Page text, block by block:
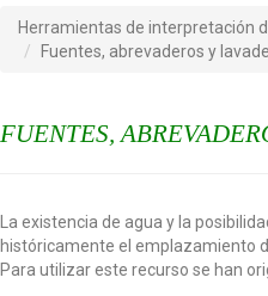
Herramientas de interpretación
Fuentes, abrevaderos y
FUENTES,
La existencia de agua y la
históricamente el emplazamiento
Para utilizar este recurso se han